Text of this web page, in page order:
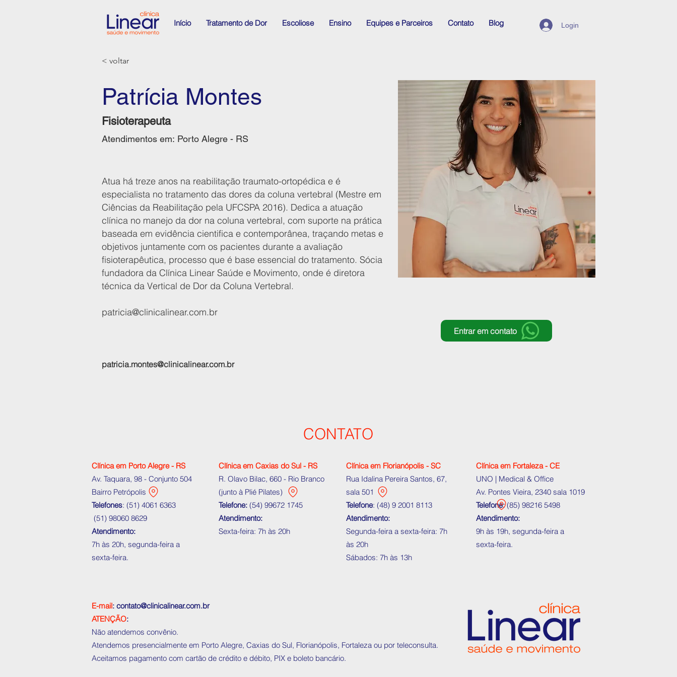
Início Tratamento de Dor Escoliose Ensino Equipes e Parceiros Contato Blog Login
< voltar
Patrícia Montes
Fisioterapeuta
Porto Alegre - RS
Atendimentos em:
Atua há treze anos na reabilitação traumato-ortopédica e é
especialista no tratamento das dores da coluna vertebral (Mestre em
Ciências da Reabilitação pela UFCSPA 2016). Dedica a atuação
clínica no manejo da dor na coluna vertebral, com suporte na prática
baseada em evidência cientifica e contemporânea, traçando metas e
objetivos juntamente com os pacientes durante a avaliação
fisioterapêutica, processo que é base essencial do tratamento. Sócia
fundadora da Clínica Linear Saúde e Movimento, onde é diretora
técnica da Vertical de Dor da Coluna Vertebral.
patricia@clinicalinear.com.br
patricia.montes@clinicalinear.com.br
Entrar em contato
CONTATO
Clínica em Porto Alegre - RS
Av. Taquara, 98 - Conjunto 504
Bairro Petrópolis
Telefones: (51) 4061 6363
(51) 98060 8629
Atendimento:
7h às 20h, segunda-feira a
sexta-feira.
Clínica em Caxias do Sul - RS
R. Olavo Bilac, 660 - Rio Branco
(junto à Plié Pilates)
Telefone: (54) 99672 1745
Atendimento:
Sexta-feira: 7h às 20h
Clínica em Florianópolis - SC
Rua Idalina Pereira Santos, 67,
sala 501
Telefone: (48) 9 2001 8113
Atendimento:
Segunda-feira a sexta-feira: 7h
às 20h
Sábados: 7h às 13h
Clínica em Fortaleza - CE
UNO | Medical & Office
Av. Pontes Vieira, 2340 sala 1019
Telefone:(85) 98216 5498
Atendimento:
9h às 19h, segunda-feira a
sexta-feira.
E-mail: contato@clinicalinear.com.br
ATENÇÃO:
Não atendemos convênio.
Atendemos presencialmente em Porto Alegre, Caxias do Sul, Florianópolis, Fortaleza ou por teleconsulta.
Aceitamos pagamento com cartão de crédito e débito, PIX e boleto bancário.